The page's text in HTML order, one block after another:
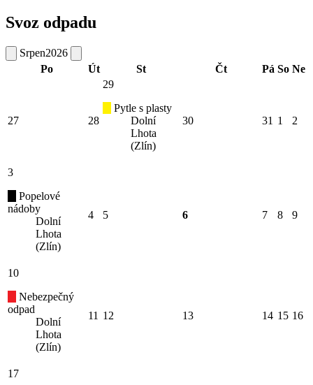
Svoz odpadu
Srpen2026
Po
Út St Čt Pá So Ne
27 28
29
Pytle s plasty
Dolní
Lhota
(Zlín)
30 31 1 2
3
Popelové
nádoby
Dolní
Lhota
(Zlín)
4 5 6 7 8 9
10
Nebezpečný
odpad
Dolní
Lhota
(Zlín)
11 12 13 14 15 16
17